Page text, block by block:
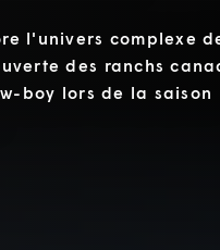
l'univers complexe
des ranchs
boy lors de la saison